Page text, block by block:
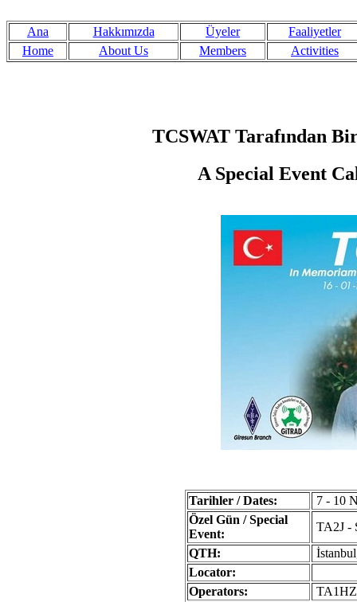
Ana Hakkımızda Üyeler
Faaliyetler
Home
About Us Members Activities
TCSWAT Tarafından
A Special Event
Tarihler / Dates:
7 - 10
Özel Gün / Special
Event:
TA2J -
QTH:
Locator:
Operators: